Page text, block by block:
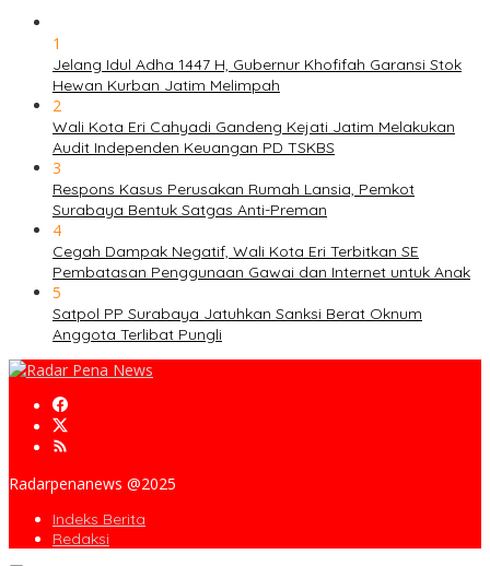
1
Jelang Idul Adha 1447 H, Gubernur Khofifah Garansi Stok
Hewan Kurban Jatim Melimpah
2
Wali Kota Eri Cahyadi Gandeng Kejati Jatim Melakukan
Audit Independen Keuangan PD TSKBS
3
Respons Kasus Perusakan Rumah Lansia, Pemkot
Surabaya Bentuk Satgas Anti-Preman
4
Cegah Dampak Negatif, Wali Kota Eri Terbitkan SE
Pembatasan Penggunaan Gawai dan Internet untuk Anak
5
Satpol PP Surabaya Jatuhkan Sanksi Berat Oknum
Anggota Terlibat Pungli
Radarpenanews @2025
Indeks Berita
Redaksi